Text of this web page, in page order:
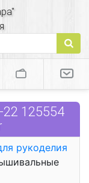
125554
рукоделия